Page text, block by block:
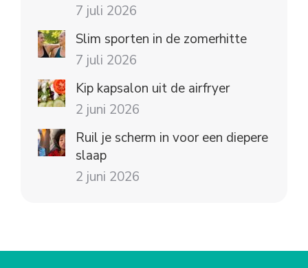
7 juli 2026
Slim sporten in de zomerhitte
7 juli 2026
Kip kapsalon uit de airfryer
2 juni 2026
Ruil je scherm in voor een diepere
slaap
2 juni 2026